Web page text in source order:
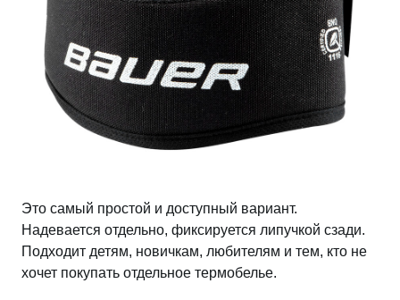
Это самый простой и доступный вариант.
Надевается отдельно, фиксируется липучкой сзади.
Подходит детям, новичкам, любителям и тем, кто не
хочет покупать отдельное термобелье.